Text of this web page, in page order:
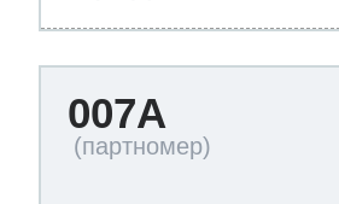
007A